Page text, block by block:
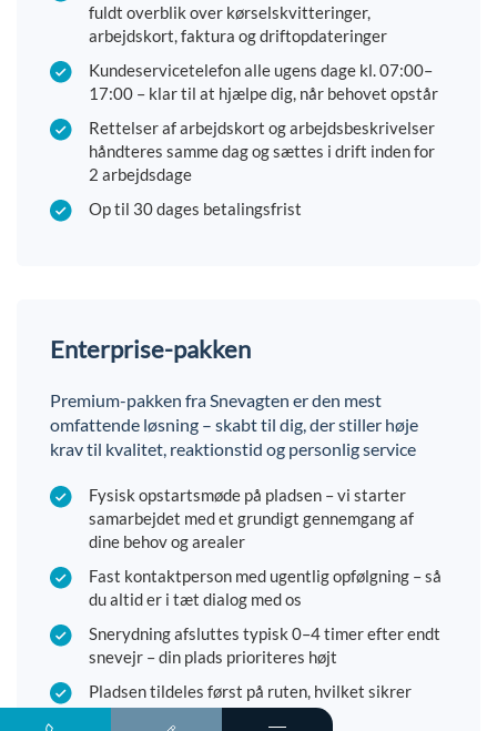
fuldt overblik over kørselskvitteringer,
arbejdskort, faktura og driftopdateringer
Kundeservicetelefon alle ugens dage kl. 07:00–
17:00 – klar til at hjælpe dig, når behovet opstår
Rettelser af arbejdskort og arbejdsbeskrivelser
håndteres samme dag og sættes i drift inden for
2 arbejdsdage
Op til 30 dages betalingsfrist
Enterprise-pakken
Premium-pakken fra Snevagten er den mest
omfattende løsning – skabt til dig, der stiller høje
krav til kvalitet, reaktionstid og personlig service
Fysisk opstartsmøde på pladsen – vi starter
samarbejdet med et grundigt gennemgang af
dine behov og arealer
Fast kontaktperson med ugentlig opfølgning – så
du altid er i tæt dialog med os
Snerydning afsluttes typisk 0–4 timer efter endt
snevejr – din plads prioriteres højt
Pladsen tildeles først på ruten, hvilket sikrer
hurtig og konsekvent indsats